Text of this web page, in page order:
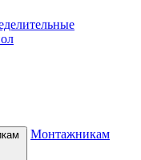
Монтажникам